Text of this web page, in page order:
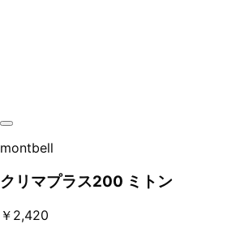
montbell
クリマプラス200 ミトン
￥2,420